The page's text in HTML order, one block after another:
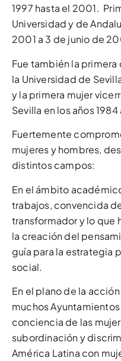
1997 hasta el 2001.
Universidad y de
2001 a 3 de junio de
Fue también la
la Universidad de
y la primera mujer
Sevilla en los años 1984
Fuertemente
mujeres y hombres,
distintos campos:
En el ámbito
trabajos, convencida
transformador y lo que
la creación del
guía para la estrategia
social.
En el plano de la
muchos
conciencia de las
subordinación y
América Latina con